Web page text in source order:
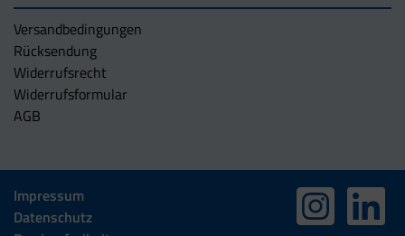
Versandbedingungen
Rücksendung
Widerrufsrecht
Widerrufsformular
AGB
Impressum
Datenschutz